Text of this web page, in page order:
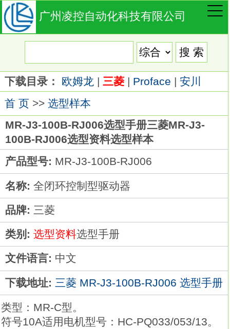
广州凌控自动化科技有限公司
下载目录： 欧姆龙 | 三菱| Proface | 安川
首 页>> 选型样本
MR-J3-100B-RJ006选型手册三菱MR-J3-
100B-RJ006选型资料选型样本
产品型号: MR-J3-100B-RJ006
名称: 全闭环控制型驱动器
品牌: 三菱
类别: 选型资料选型手册
文件语言: 中文
下载地址: 三菱 MR-J3-100B-RJ006 选型手册
类型：MR-C型。
符号10A适用电机型号：HC-PQ033/053/13。